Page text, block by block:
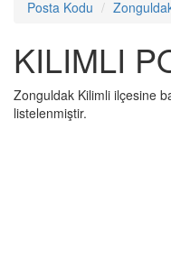
Posta Kodu
KILIMLI
Zonguldak Kilimli ilçesine
listelenmiştir.